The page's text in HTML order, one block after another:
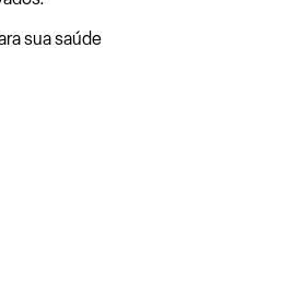
sua saúde